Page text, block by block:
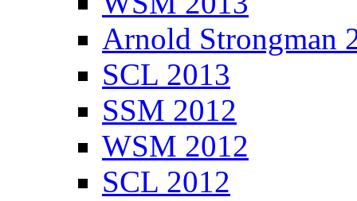
Arnold Strongman
SCL 2013
SSM 2012
WSM 2012
SCL 2012